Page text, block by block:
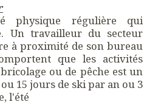
physique régulière qui
Un travailleur du secteur
à proximité de son bureau
que les activités
ou de pêche est un
15 jours de ski par an ou 3
l'été